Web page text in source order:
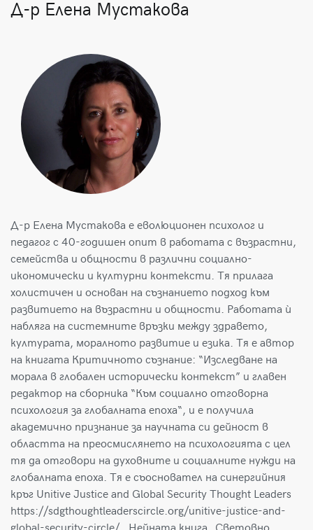
Д-р Елена Мустакова
Д-р Елена Мустакова е еволюционен психолог и
педагог с 40-годишен опит в работата с възрастни,
семейства и общности в различни социално-
икономически и културни контексти. Тя прилага
холистичен и основан на съзнанието подход към
развитието на възрастни и общности. Работата ѝ
набляга на системните връзки между здравето,
културата, моралното развитие и езика. Тя е автор
на книгата Критичното съзнание: “Изследване на
морала в глобален исторически контекст” и главен
редактор на сборника “Към социално отговорна
психология за глобалната епоха“, и е получила
академично признание за научната си дейност в
областта на преосмислянето на психологията с цел
тя да отговори на духовните и социалните нужди на
глобалната епоха. Тя е съосновател на синергийния
кръг Unitive Justice and Global Security Thought Leaders
https://sdgthoughtleaderscircle.org/unitive-justice-and-